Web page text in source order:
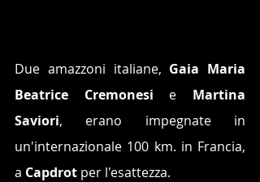
Due amazzoni italiane, Gaia Maria
Beatrice Cremonesi e Martina
Saviori, erano impegnate in
un'internazionale 100 km. in Francia,
a Capdrot per l'esattezza.